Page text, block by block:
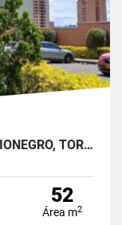
APARTAMENTO EN ARRIENDO EN RIONEGRO, TORRES DEL CAMPO
52
Área m2